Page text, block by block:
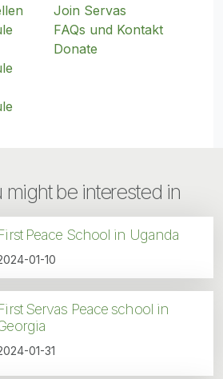
Join Servas
FAQs und Kontakt
Donate
might be interested in
Peace School in Uganda
01-10
Servas Peace school in
01-31